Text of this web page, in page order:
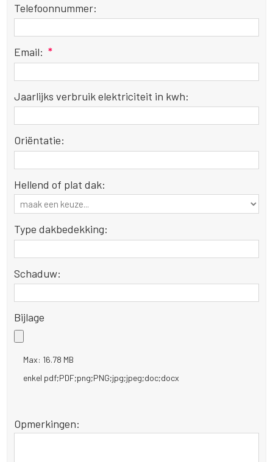
Telefoonnummer:
Email: *
Jaarlijks verbruik elektriciteit in kwh:
Oriëntatie:
Hellend of plat dak:
Type dakbedekking:
Schaduw:
Bijlage
Max: 16.78 MB
enkel pdf;PDF;png;PNG;jpg;jpeg;doc;docx
Opmerkingen: